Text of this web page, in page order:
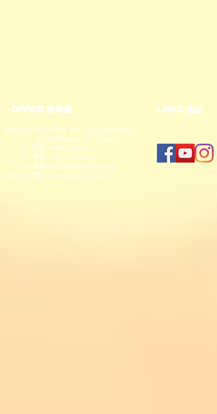
OFFICE 辦事處
Address: Room 503, 5/F, Harvest Building,
29-35 Wing Kut St, Central
Tel 電話: +852 2810 9211
Fax 傳真: +852 2810 9377
​ Email 電郵: info@gingkohouse.hk
web site 網址: www.gingkohouse.hk
​LINKS 連結